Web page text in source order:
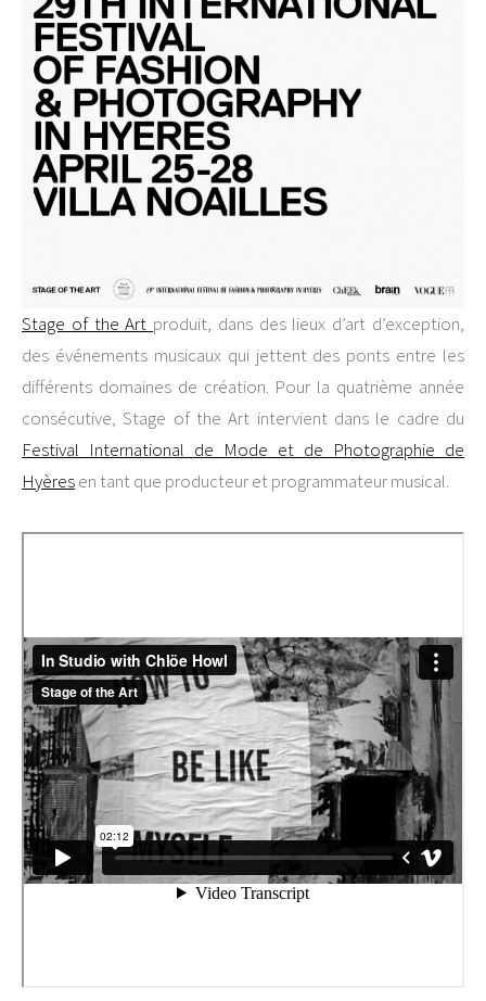
Stage of the Art produit, dans des lieux d’art d’exception,
des événements musicaux qui jettent des ponts entre les
différents domaines de création. Pour la quatrième année
consécutive, Stage of the Art intervient dans le cadre du
Festival International de Mode et de Photographie de
Hyèresen tant que producteur et programmateur musical.